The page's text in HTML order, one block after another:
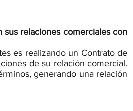
sus relaciones comerciales con
es realizando un Contrato de
de su relación comercial.
generando una relación